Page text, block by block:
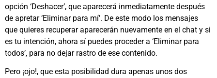
opción ‘Deshacer’, que aparecerá inmediatamente después
de apretar ‘Eliminar para mí’. De este modo los mensajes
que quieres recuperar aparecerán nuevamente en el chat y si
es tu intención, ahora sí puedes proceder a ‘Eliminar para
todos’, para no dejar rastro de ese contenido.
Pero ¡ojo!, que esta posibilidad dura apenas unos dos